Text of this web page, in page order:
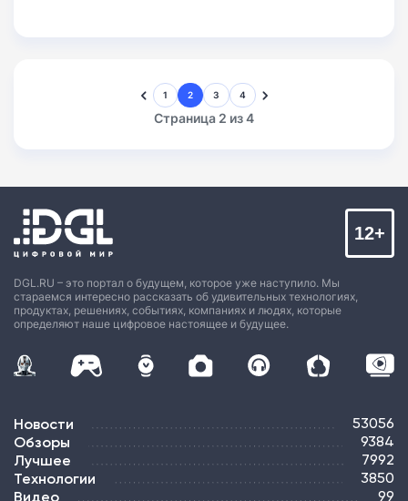
1 2 3 4
Страница 2 из 4
DGL.RU – это портал о будущем, которое уже наступило. Мы
стараемся интересно рассказать об удивительных технологиях,
продуктах, решениях, событиях, компаниях и людях, которые
определяют наше цифровое настоящее и будущее.
12+
Новости 53056
Обзоры 9384
Лучшее 7992
Технологии 3850
Видео 99